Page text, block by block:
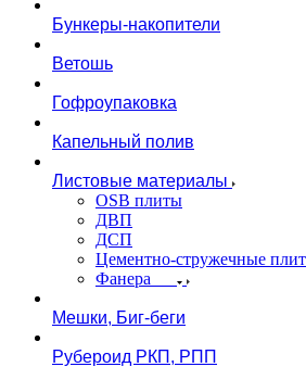
Бункеры-накопители
Ветошь
Гофроупаковка
Капельный полив
Листовые материалы
OSB плиты
ДВП
ДСП
Цементно-стружечные
Фанера
Мешки, Биг-беги
Рубероид РКП, РПП